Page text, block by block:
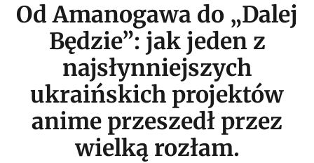
Od Amanogawa do „Dalej
Będzie”: jak jeden z
najsłynniejszych
ukraińskich projektów
anime przeszedł przez
wielką rozłam.